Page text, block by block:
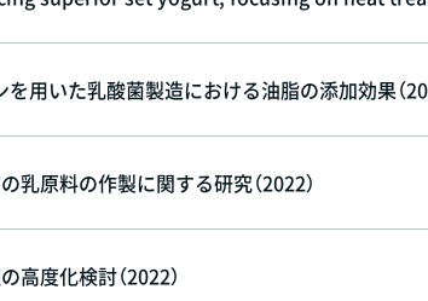
用いた乳酸菌製造における油脂の添加効果（
乳原料の作製に関する研究（2022）
度化検討（2022）